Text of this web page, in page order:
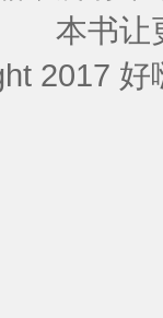
本书让
2017